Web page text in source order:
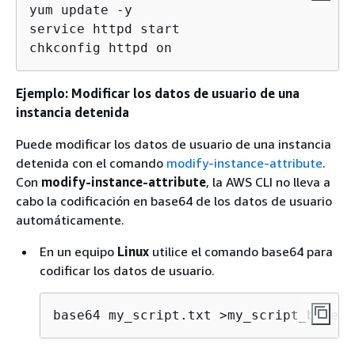
yum update -y
service httpd start
chkconfig httpd on
Ejemplo: Modificar los datos de usuario de una
instancia detenida
Puede modificar los datos de usuario de una instancia
detenida con el comando modify-instance-attribute.
Con modify-instance-attribute, la AWS CLI no lleva a
cabo la codificación en base64 de los datos de usuario
automáticamente.
En un equipo Linux utilice el comando base64 para
codificar los datos de usuario.
base64 my_script.txt